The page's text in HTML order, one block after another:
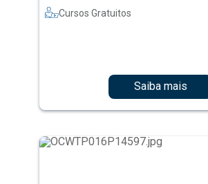
Cursos Gratuitos
Saiba mais